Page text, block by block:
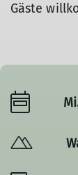
Gäste